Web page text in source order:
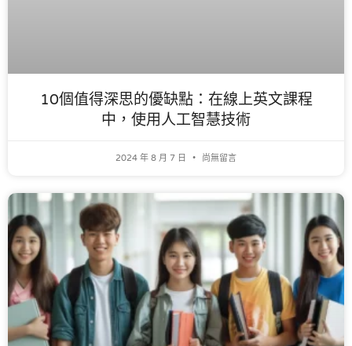
10個值得深思的優缺點：在線上英文課程
中，使用人工智慧技術
2024 年 8 月 7 日 尚無留言